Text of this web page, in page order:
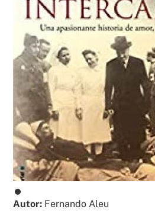
Autor: Fernando Aleu